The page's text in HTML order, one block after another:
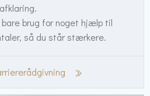
afklaring.
bare brug for noget hjælp til
så du står stærkere.